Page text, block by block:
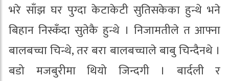
भरे साँझ घर पुग्दा केटाकेटी सुतिसकेका हुन्थे भने
बिहान निस्कँदा सुतेकै हुन्थे । निजामतीले त आफ्ना
बालबच्चा चिन्थे, तर बरा बालबच्चाले बाबु चिन्दैनथे ।
बडो मजबुरीमा थियो जिन्दगी । बार्दली र